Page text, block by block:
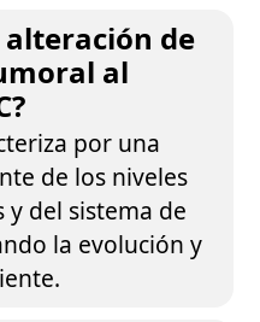
alteración de
al
por una
de los niveles
del sistema de
la evolución y